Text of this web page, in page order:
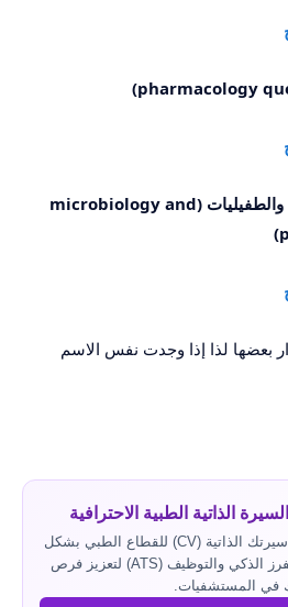
pharmacology
)
والطفيليات (
microbiology and
)
بعضها لذا إذا وجدت نفس الاسم
الذاتية الطبية الاحترافية
نساعدك في صياغة وتجهيز سيرتك الذاتية (CV) للقطاع الطبي بشكل
مهني متوافق مع أنظمة الفرز الذكي والتوظيف (ATS) لتعزيز فرص
في المستشفيات.